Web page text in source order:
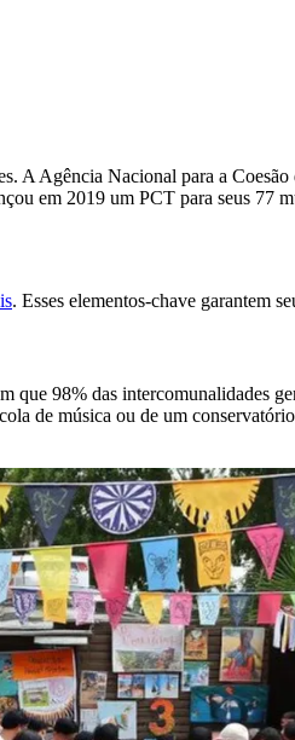
A Agência Nacional para a
em 2019 um PCT para seus 77
. Esses elementos-chave garantem
que 98% das intercomunalidades
de música ou de um